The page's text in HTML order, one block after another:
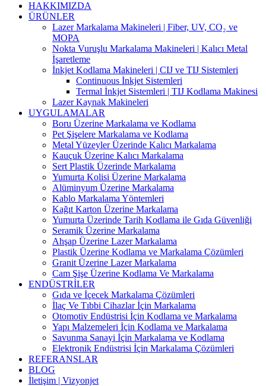
HAKKIMIZDA
ÜRÜNLER
Lazer Markalama Makineleri | Fiber, UV, CO₂ ve
MOPA
Nokta Vuruşlu Markalama Makineleri | Kalıcı Metal
İşaretleme
İnkjet Kodlama Makineleri | CIJ ve TIJ Sistemleri
Continuous İnkjet Sistemleri
Termal İnkjet Sistemleri | TIJ Kodlama Makinesi
Lazer Kaynak Makineleri
UYGULAMALAR
Boru Üzerine Markalama ve Kodlama
Pet Şişelere Markalama ve Kodlama
Metal Yüzeyler Üzerinde Kalıcı Markalama
Kauçuk Üzerine Kalıcı Markalama
Sert Plastik Üzerinde Markalama
Yumurta Kolisi Üzerine Markalama
Alüminyum Üzerine Markalama
Kablo Markalama Yöntemleri
Kağıt Karton Üzerine Markalama
Yumurta Üzerinde Tarih Kodlama ile Gıda Güvenliği
Seramik Üzerine Markalama
Ahşap Üzerine Lazer Markalama
Plastik Üzerine Kodlama ve Markalama Çözümleri
Granit Üzerine Lazer Markalama
Cam Şişe Üzerine Kodlama Ve Markalama
ENDÜSTRİLER
Gıda ve İçecek Markalama Çözümleri
İlaç Ve Tıbbi Cihazlar İçin Markalama
Otomotiv Endüstrisi İçin Kodlama ve Markalama
Yapı Malzemeleri İçin Kodlama ve Markalama
Savunma Sanayi İçin Markalama ve Kodlama
Elektronik Endüstrisi İçin Markalama Çözümleri
REFERANSLAR
BLOG
İletişim | Vizyonjet